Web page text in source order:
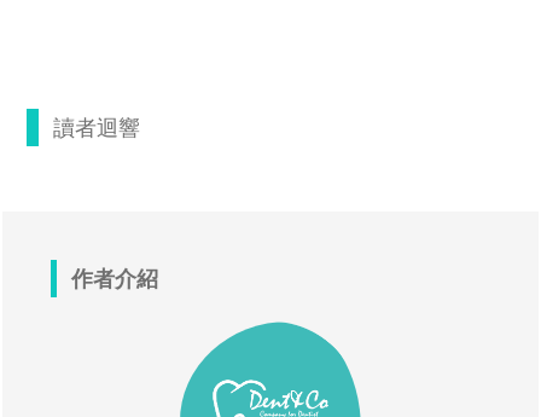
讀者迴響
作者介紹